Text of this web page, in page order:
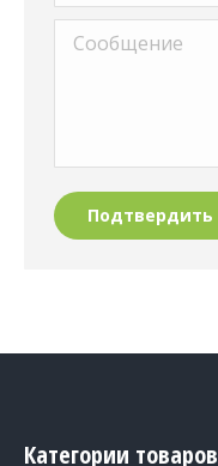
Сообщение
Подтвердить
Категории товаров